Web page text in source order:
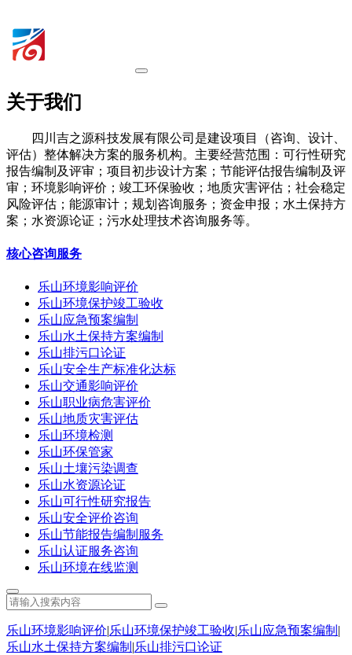
关于我们
四川吉之源科技发展有限公司是建设项目（咨询、设计、
评估）整体解决方案的服务机构。主要经营范围：可行性研究
报告编制及评审；项目初步设计方案；节能评估报告编制及评
审；环境影响评价；竣工环保验收；地质灾害评估；社会稳定
风险评估；能源审计；规划咨询服务；资金申报；水土保持方
案；水资源论证；污水处理技术咨询服务等。
核心咨询服务
乐山环境影响评价
乐山环境保护竣工验收
乐山应急预案编制
乐山水土保持方案编制
乐山排污口论证
乐山安全生产标准化达标
乐山交通影响评价
乐山职业病危害评价
乐山地质灾害评估
乐山环境检测
乐山环保管家
乐山土壤污染调查
乐山水资源论证
乐山可行性研究报告
乐山安全评价咨询
乐山节能报告编制服务
乐山认证服务咨询
乐山环境在线监测
乐山环境影响评价|乐山环境保护竣工验收|乐山应急预案编制 |
乐山水土保持方案编制 |乐山排污口论证